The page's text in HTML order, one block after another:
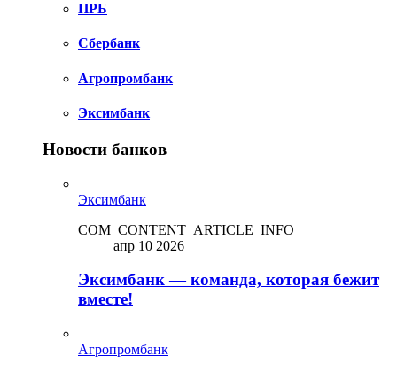
ПРБ
Сбербанк
Агропромбанк
Эксимбанк
Новости банков
Эксимбанк
COM_CONTENT_ARTICLE_INFO
апр 10 2026
Эксимбанк — команда, которая бежит
вместе!
Агропромбанк